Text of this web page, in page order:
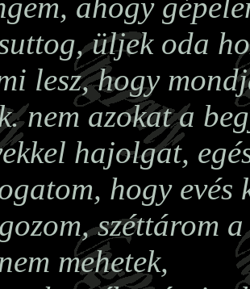
üljek oda
lesz, hogy
nem azokat a
hajolgat,
hogy evés
széttárom
mehetek,